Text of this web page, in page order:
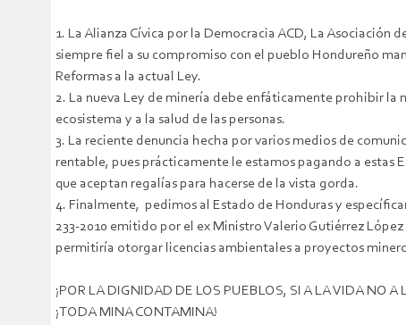
1. La Alianza Cívica por la Democracia ACD, La
siempre fiel a su compromiso con el pueblo Hondureño
Reformas a la actual Ley.
2. La nueva Ley de minería debe enfáticamente prohibir la
ecosistema y a la salud de las personas.
3. La reciente denuncia hecha por varios medios de
rentable, pues prácticamente le estamos pagando a estas
que aceptan regalías para hacerse de la vista gorda.
4. Finalmente, pedimos al Estado de Honduras y
233-2010 emitido por el ex Ministro Valerio Gutiérrez
permitiría otorgar licencias ambientales a proyectos
¡POR LA DIGNIDAD DE LOS PUEBLOS, SI A LA VIDA NO A
¡TODA MINA CONTAMINA!